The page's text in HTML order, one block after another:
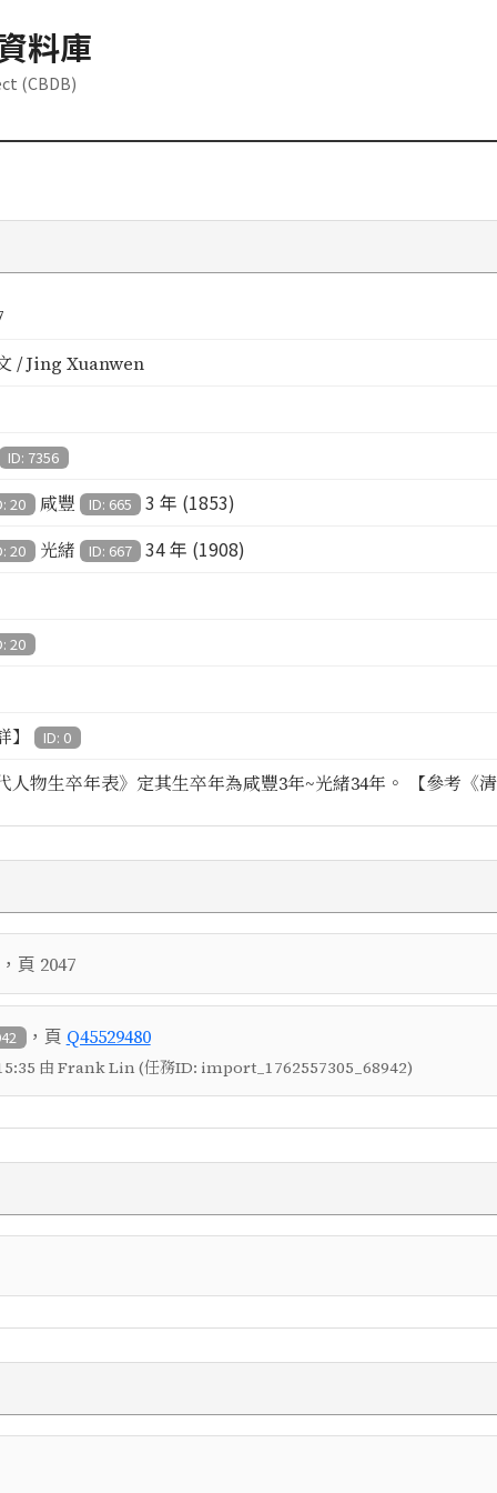
料庫
(CBDB)
/ Jing Xuanwen
ID: 7356
20 咸豐 ID: 665 3 年 (1853)
20 光緒 ID: 667 34 年 (1908)
20
ID: 0
人物生卒年表》定其生卒年為咸豐3年~光緒34年。 【參考《
，頁 2047
，頁 Q45529480
由 Frank Lin (任務ID: import_1762557305_68942)